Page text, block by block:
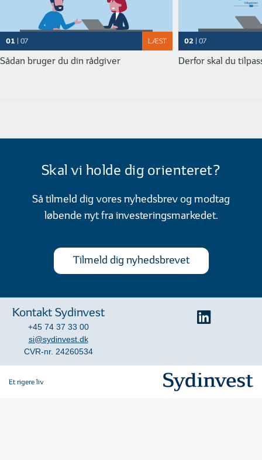
01 | 07 LÆST
Sådan bruger du din rådgiver
02 | 07
Derfor skal du
Skal vi holde dig orienteret?
Så tilmeld dig vores nyhedsbrev og modtag
løbende nyt fra investeringsmarkedet.
Tilmeld dig nyhedsbrevet
Kontakt Sydinvest
+45 74 37 33 00
si@sydinvest.dk
CVR-nr. 24260534
Et rigere liv